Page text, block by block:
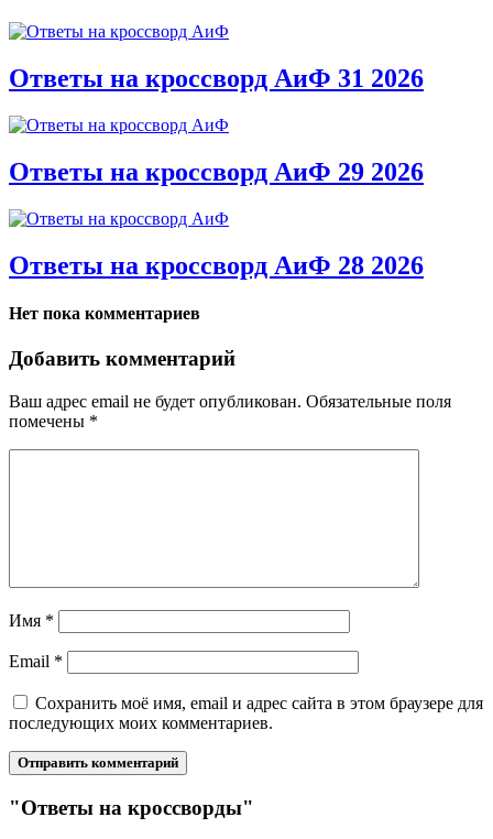
Ответы на кроссворд АиФ 31 2026
Ответы на кроссворд АиФ 29 2026
Ответы на кроссворд АиФ 28 2026
Нет пока комментариев
Добавить комментарий
Ваш адрес email не будет опубликован. Обязательные поля
помечены *
Имя *
Email *
Сохранить моё имя, email и адрес сайта в этом браузере для
последующих моих комментариев.
"Ответы на кроссворды"